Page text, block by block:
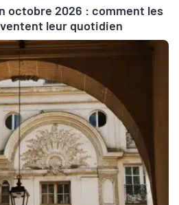
octobre 2026 : comment les
leur quotidien